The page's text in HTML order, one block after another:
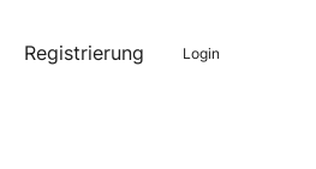
Registrierung Login